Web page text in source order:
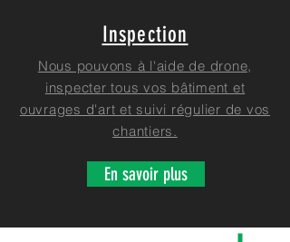
Inspection
Nous pouvons à l'aide de drone,
inspecter tous vos bâtiment et
ouvrages d'art et suivi régulier de vos
chantiers.
En savoir plus